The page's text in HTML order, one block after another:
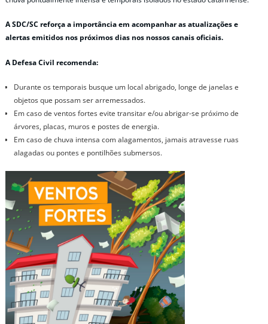
A SDC/SC reforça a importância em acompanhar as atualizações e
alertas emitidos nos próximos dias nos nossos canais oficiais.
A Defesa Civil recomenda:
Durante os temporais busque um local abrigado, longe de janelas e
objetos que possam ser arremessados.
Em caso de ventos fortes evite transitar e/ou abrigar-se próximo de
árvores, placas, muros e postes de energia.
Em caso de chuva intensa com alagamentos, jamais atravesse ruas
alagadas ou pontes e pontilhões submersos.